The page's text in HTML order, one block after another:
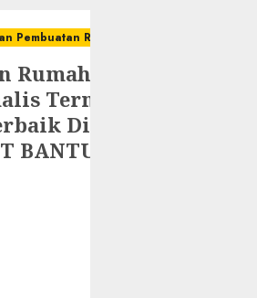
Pembuatan Rumah Kayu
Rumah Jawa
Termurah
Di
BANTUL